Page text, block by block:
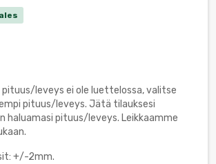
pituus/leveys ei ole luettelossa, valitse
pituus/leveys. Jätä tilauksesi
haluamasi pituus/leveys. Leikkaamme
+/-2mm.